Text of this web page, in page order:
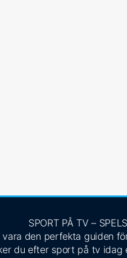
SPORT PÅ TV –
den perfekta guiden
du efter sport på tv